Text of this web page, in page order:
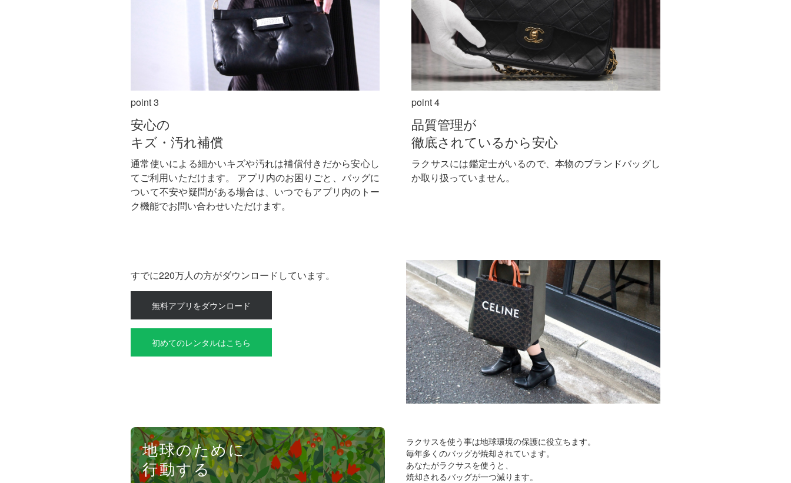
point 3
安心の
キズ・汚れ補償
通常使いによる細かいキズや汚れは補償付きだから安心し
てご利用いただけます。 アプリ内のお困りごと、バッグに
ついて不安や疑問がある場合は、いつでもアプリ内のトー
ク機能でお問い合わせいただけます。
point 4
品質管理が
徹底されているから安心
ラクサスには鑑定士がいるので、本物のブランドバッグし
か取り扱っていません。
すでに220万人の方がダウンロードしています。
無料アプリをダウンロード
初めてのレンタルはこちら
地球のために
行動する
ラクサスを使う事は地球環境の保護に役立ちます。
毎年多くのバッグが焼却されています。
あなたがラクサスを使うと、
焼却されるバッグが一つ減ります。